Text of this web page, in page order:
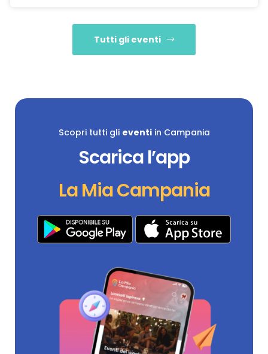
Tutti gli eventi
Scopri tutti gli eventiin Campania
Scarica l’app
La Mia Campania